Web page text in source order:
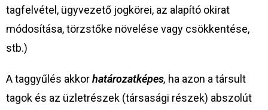
tagfelvétel, ügyvezető jogkörei, az alapító okirat
módosítása, törzstőke növelése vagy csökkentése,
stb.)
A taggyűlés akkorhatározatképes, ha azon a társult
tagok és az üzletrészek (társasági részek) abszolút